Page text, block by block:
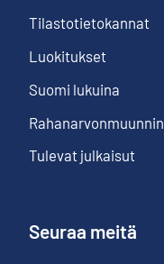
Tilastotietokannat
Luokitukset
Suomi lukuina
Rahanarvonmuunnin
Tulevat julkaisut
Seuraa meitä